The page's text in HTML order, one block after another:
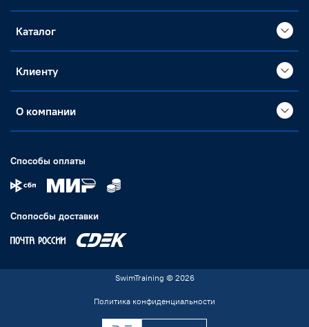
Каталог
Клиенту
О компании
Способы оплаты
Спопосбы доставки
SwimTraining © 2026
Политика конфиденциальности